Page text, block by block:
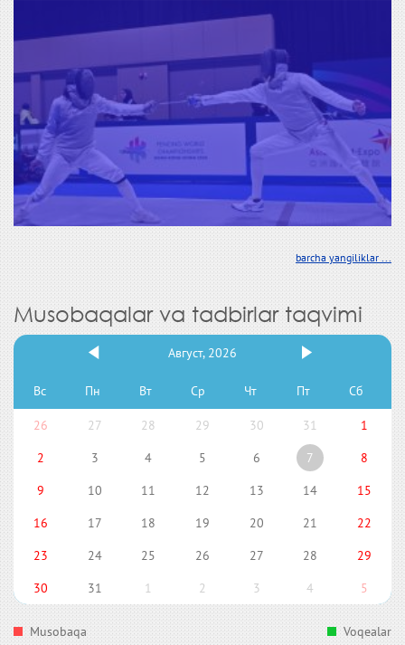
barcha yangiliklar ...
Musobaqalar va tadbirlar taqvimi
Август, 2026
Вс Пн Вт Ср Чт Пт Сб
26 27 28 29 30 31
1
2
3 4 5 6 7
8
9
10 11 12 13 14
15
16
17 18 19 20 21
22
23
24 25 26 27 28
29
30
31 1 2 3 4 5
Musobaqa Voqealar